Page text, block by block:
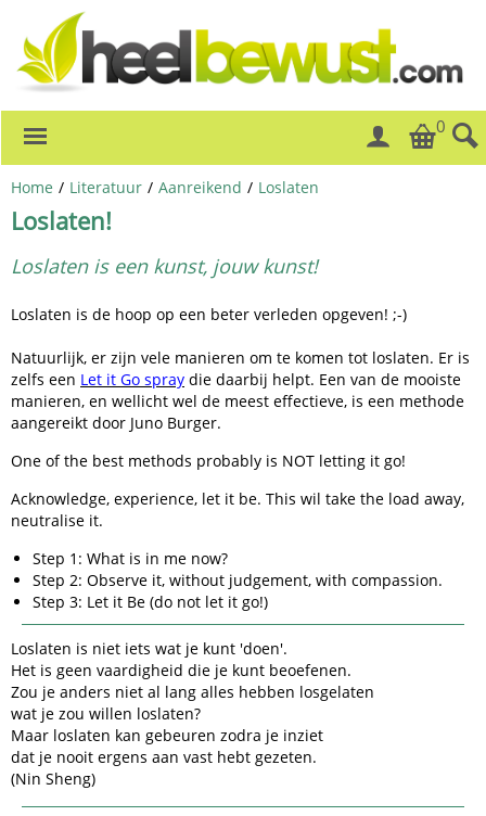
0
Home / Literatuur / Aanreikend / Loslaten
Loslaten!
Loslaten is een kunst, jouw kunst!
Loslaten is de hoop op een beter verleden opgeven! ;-)
Natuurlijk, er zijn vele manieren om te komen tot loslaten. Er is
zelfs een Let it Go spray die daarbij helpt. Een van de mooiste
manieren, en wellicht wel de meest effectieve, is een methode
aangereikt door Juno Burger.
One of the best methods probably is NOT letting it go!
Acknowledge, experience, let it be. This wil take the load away,
neutralise it.
Step 1: What is in me now?
Step 2: Observe it, without judgement, with compassion.
Step 3: Let it Be (do not let it go!)
Loslaten is niet iets wat je kunt 'doen'.
Het is geen vaardigheid die je kunt beoefenen.
Zou je anders niet al lang alles hebben losgelaten
wat je zou willen loslaten?
Maar loslaten kan gebeuren zodra je inziet
dat je nooit ergens aan vast hebt gezeten.
(Nin Sheng)